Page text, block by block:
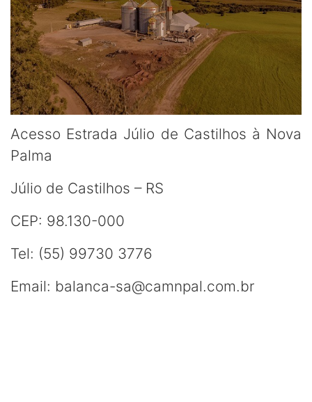
Acesso Estrada Júlio de Castilhos à Nova
Palma
Júlio de Castilhos – RS
CEP: 98.130-000
Tel: (55) 99730 3776
Email: balanca-sa@camnpal.com.br